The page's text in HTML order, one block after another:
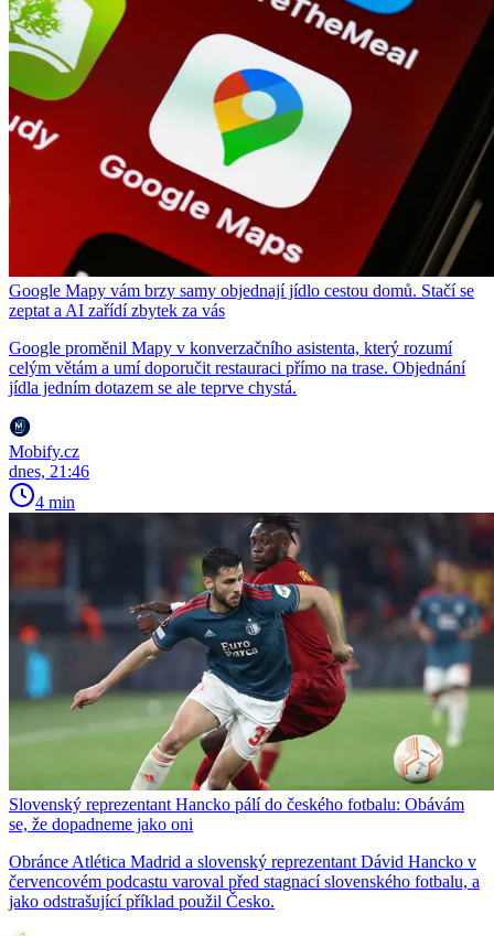
Google Mapy vám brzy samy objednají jídlo cestou domů. Stačí se
zeptat a AI zařídí zbytek za vás
Google proměnil Mapy v konverzačního asistenta, který rozumí
celým větám a umí doporučit restauraci přímo na trase. Objednání
jídla jedním dotazem se ale teprve chystá.
Mobify.cz
dnes, 21:46
4 min
Slovenský reprezentant Hancko pálí do českého fotbalu: Obávám
se, že dopadneme jako oni
Obránce Atlética Madrid a slovenský reprezentant Dávid Hancko v
červencovém podcastu varoval před stagnací slovenského fotbalu, a
jako odstrašující příklad použil Česko.